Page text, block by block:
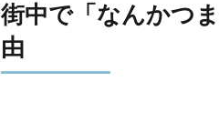
街中で「なんかつ
由